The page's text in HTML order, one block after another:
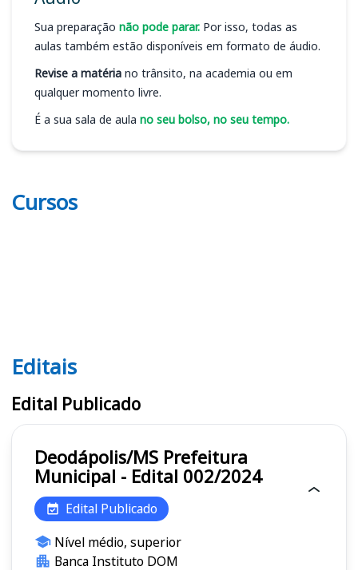
Sua preparação não pode parar. Por isso, todas as
aulas também estão disponíveis em formato de áudio.
Revise a matéria no trânsito, na academia ou em
qualquer momento livre.
É a sua sala de aula no seu bolso, no seu tempo.
Cursos
Editais
Editais
Edital Publicado
Deodápolis/MS Prefeitura
Municipal - Edital 002/2024
Edital Publicado
Nível médio, superior
Banca Instituto DOM